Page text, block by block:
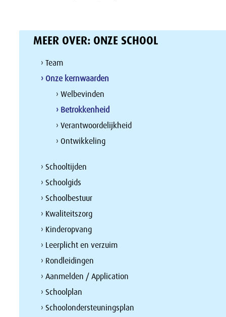
MEER OVER: ONZE SCHOOL
› Team
› Onze kernwaarden
› Welbevinden
› Betrokkenheid
› Verantwoordelijkheid
› Ontwikkeling
› Schooltijden
› Schoolgids
› Schoolbestuur
› Kwaliteitszorg
› Kinderopvang
› Leerplicht en verzuim
› Rondleidingen
› Aanmelden / Application
› Schoolplan
› Schoolondersteuningsplan